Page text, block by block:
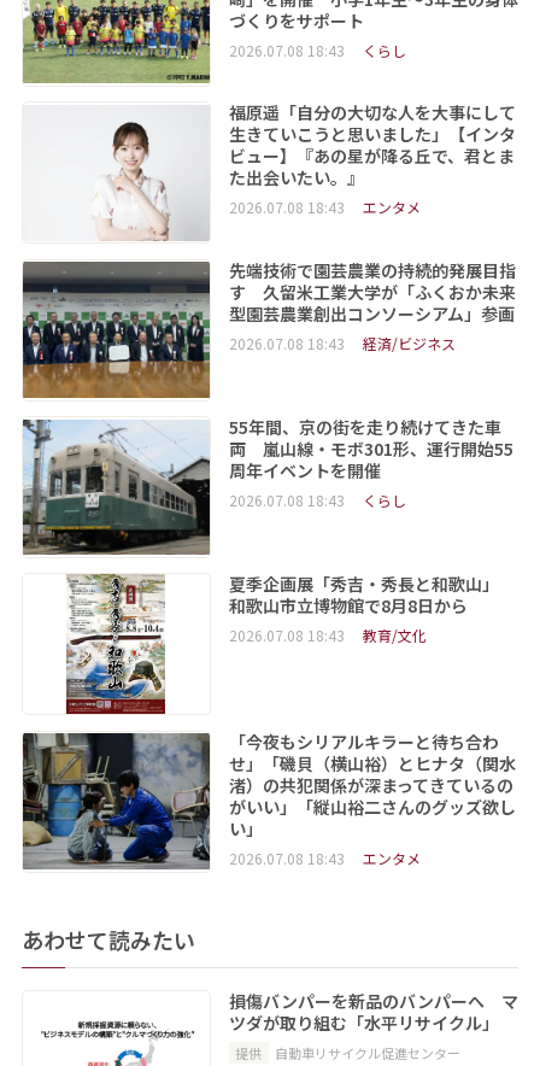
づくりをサポート
2026.07.08 18:43 くらし
福原遥「自分の大切な人を大事にして
生きていこうと思いました」【インタ
ビュー】『あの星が降る丘で、君とま
た出会いたい。』
2026.07.08 18:43 エンタメ
先端技術で園芸農業の持続的発展目指
す 久留米工業大学が「ふくおか未来
型園芸農業創出コンソーシアム」参画
2026.07.08 18:43 経済/ビジネス
55年間、京の街を走り続けてきた車
両 嵐山線・モボ301形、運行開始55
周年イベントを開催
2026.07.08 18:43 くらし
夏季企画展「秀吉・秀長と和歌山」
和歌山市立博物館で8月8日から
2026.07.08 18:43 教育/文化
「今夜もシリアルキラーと待ち合わ
せ」「磯貝（横山裕）とヒナタ（関水
渚）の共犯関係が深まってきているの
がいい」「縦山裕二さんのグッズ欲し
い」
2026.07.08 18:43 エンタメ
あわせて読みたい
損傷バンパーを新品のバンパーへ マ
ツダが取り組む「水平リサイクル」
提供 自動車リサイクル促進センター